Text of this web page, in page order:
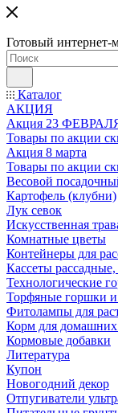
Готовый интернет-
Каталог
АКЦИЯ
Акция 23
Товары по акции
Акция 8 марта
Товары по акции
Весовой
Картофель (клубни)
Лук севок
Искусственная
Комнатные цветы
Контейнеры для
Кассеты
Технологические
Торфяные горшки и
Фитолампы для
Корм для
Кормовые добавки
Литература
Купон
Новогодний декор
Отпугиватели